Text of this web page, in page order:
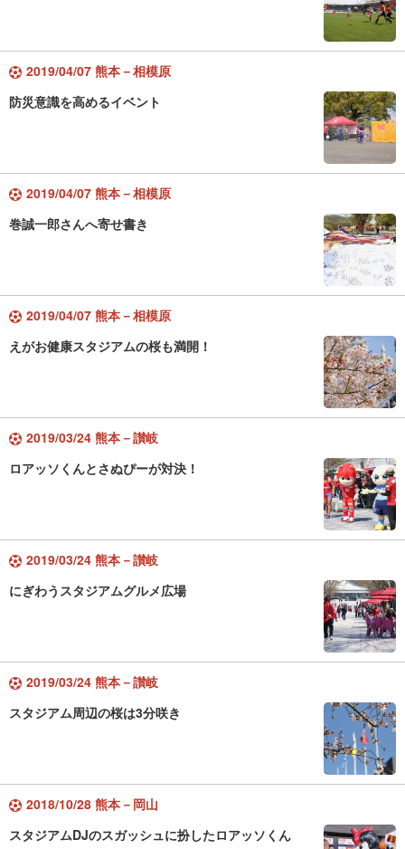
2019/04/07 熊本－相模原
防災意識を高めるイベント
2019/04/07 熊本－相模原
巻誠一郎さんへ寄せ書き
2019/04/07 熊本－相模原
えがお健康スタジアムの桜も満開！
2019/03/24 熊本－讃岐
ロアッソくんとさぬぴーが対決！
2019/03/24 熊本－讃岐
にぎわうスタジアムグルメ広場
2019/03/24 熊本－讃岐
スタジアム周辺の桜は3分咲き
2018/10/28 熊本－岡山
スタジアムDJのスガッシュに扮したロアッソくん